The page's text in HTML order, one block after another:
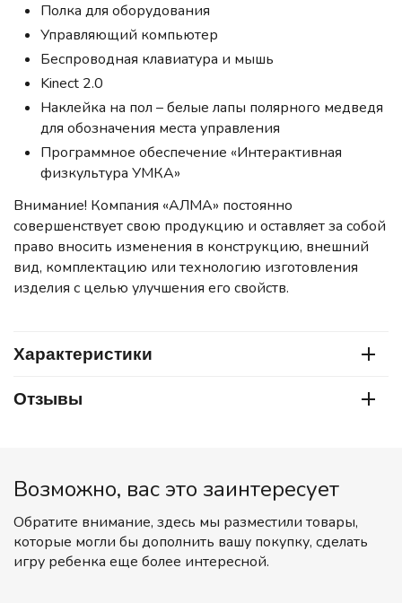
Полка для оборудования
Управляющий компьютер
Беспроводная клавиатура и мышь
Kinect 2.0
Наклейка на пол – белые лапы полярного медведя
для обозначения места управления
Программное обеспечение «Интерактивная
физкультура УМКА»
Внимание! Компания «АЛМА» постоянно
совершенствует свою продукцию и оставляет за собой
право вносить изменения в конструкцию, внешний
вид, комплектацию или технологию изготовления
изделия с целью улучшения его свойств.
Характеристики
Отзывы
Возможно, вас это заинтересует
Обратите внимание, здесь мы разместили товары,
которые могли бы дополнить вашу покупку, сделать
игру ребенка еще более интересной.